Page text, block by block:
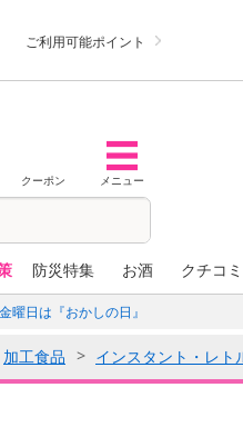
ご利用可能ポイント
クーポン メニュー
防災特集 お酒 クチコ
曜日は『おかしの日』
加工食品 インスタント・レト